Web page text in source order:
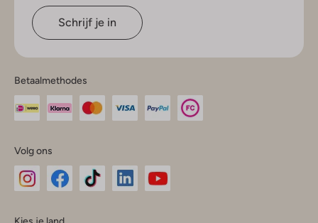
Schrijf je in
Betaalmethodes
Volg ons